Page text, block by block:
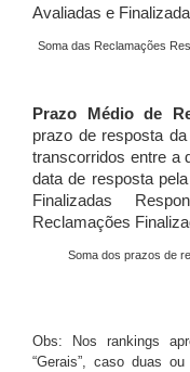
Avaliadas e
Soma das Reclamações
Prazo Médio de
prazo de resposta
transcorridos entre a
data de resposta
Finalizadas
Reclamações
Soma dos prazos de
Obs: Nos rankings
“Gerais”, caso duas